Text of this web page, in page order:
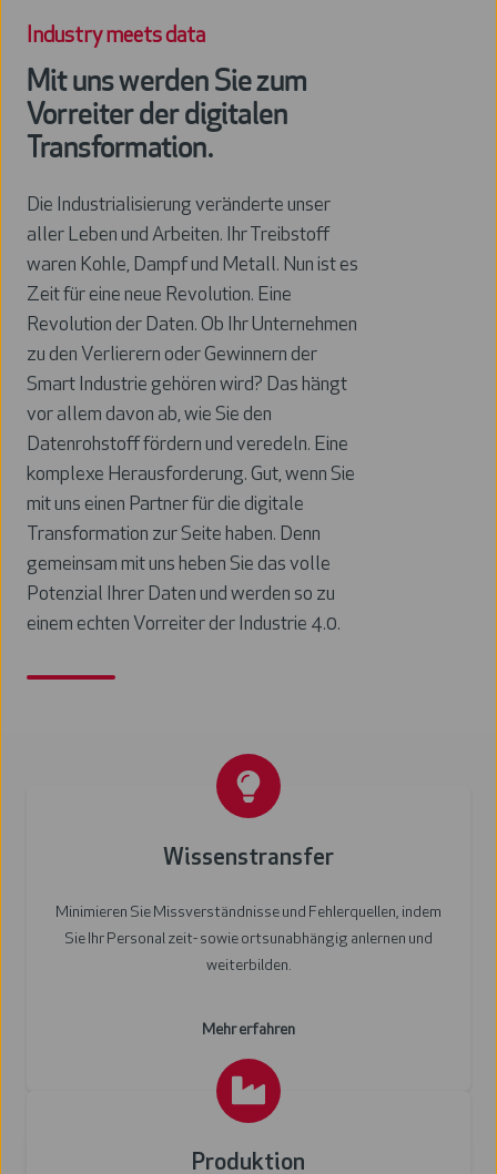
Industry meets data
Mit uns werden Sie zum
Vorreiter der digitalen
Transformation.
Die Industrialisierung veränderte unser
aller Leben und Arbeiten. Ihr Treibstoff
waren Kohle, Dampf und Metall. Nun ist es
Zeit für eine neue Revolution. Eine
Revolution der Daten. Ob Ihr Unternehmen
zu den Verlierern oder Gewinnern der
Smart Industrie gehören wird? Das hängt
vor allem davon ab, wie Sie den
Datenrohstoff fördern und veredeln. Eine
komplexe Herausforderung. Gut, wenn Sie
mit uns einen Partner für die digitale
Transformation zur Seite haben. Denn
gemeinsam mit uns heben Sie das volle
Potenzial Ihrer Daten und werden so zu
einem echten Vorreiter der Industrie 4.0.
W
s
e
r
f
Wissenstransfer
Minimieren Sie Missverständnisse und Fehlerquellen, indem
Sie Ihr Personal zeit- sowie ortsunabhängig anlernen und
weiterbilden.
Mehr erfahren
P
o
Produktion